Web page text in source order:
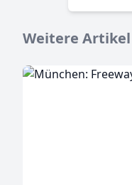
Weitere Artikel